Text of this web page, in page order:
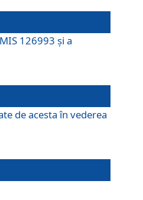
126993 și a
de acesta în vederea